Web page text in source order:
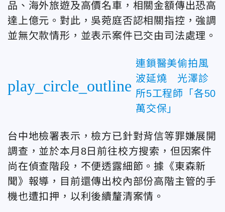
品、海外旅遊及高價名車，相關金額傳出恐高
達上億元。對此，吳菀庭否認相關指控，強調
並無欠款情形，並表示案件已交由司法處理。
play_circle_outline
連鎖醫美偷拍風
波延燒 光澤診
所5工程師「各50
萬交保」
台中地檢署表示，檢方已針對背信等罪嫌展開
調查，並於本月8日前往校方搜索，但因案件
尚在偵查階段，不便透露細節。據《東森新
聞》報導，目前還傳出校內部份高階主管的手
機也遭扣押，以利後續釐清案情。